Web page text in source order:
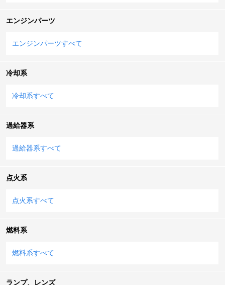
エンジンパーツ
エンジンパーツすべて
冷却系
冷却系すべて
過給器系
過給器系すべて
点火系
点火系すべて
燃料系
燃料系すべて
ランプ、レンズ